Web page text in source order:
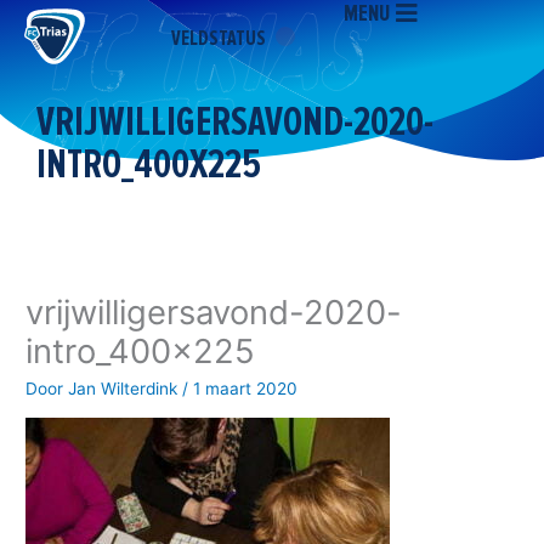
naar
inhoud
VELDSTATUS
MENU
VRIJWILLIGERSAVOND-2020-
INTRO_400X225
vrijwilligersavond-2020-
intro_400x225
DoorJan Wilterdink /1 maart 2020